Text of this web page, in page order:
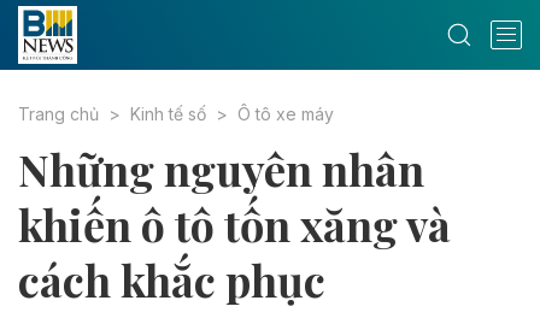
Trang chủ Kinh tế số Ô tô xe máy
Những nguyên nhân
khiến ô tô tốn xăng và
cách khắc phục